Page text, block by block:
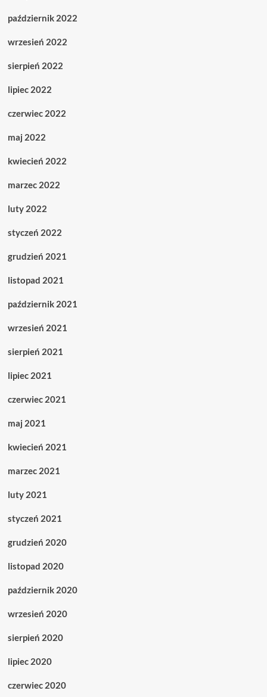
październik 2022
wrzesień 2022
sierpień 2022
lipiec 2022
czerwiec 2022
maj 2022
kwiecień 2022
marzec 2022
luty 2022
styczeń 2022
grudzień 2021
listopad 2021
październik 2021
wrzesień 2021
sierpień 2021
lipiec 2021
czerwiec 2021
maj 2021
kwiecień 2021
marzec 2021
luty 2021
styczeń 2021
grudzień 2020
listopad 2020
październik 2020
wrzesień 2020
sierpień 2020
lipiec 2020
czerwiec 2020